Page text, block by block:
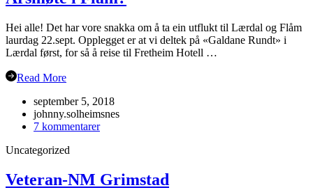
Hei alle! Det har vore snakka om å ta ein utflukt til Lærdal og Flåm
laurdag 22.sept. Opplegget er at vi deltek på «Galdane Rundt» i
Lærdal først, for så å reise til Fretheim Hotell …
Read More
september 5, 2018
johnny.solheimsnes
7 kommentarertil
Uncategorized
Veteran-NM Grimstad